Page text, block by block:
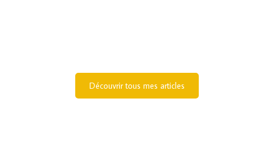
Découvrir tous mes articles